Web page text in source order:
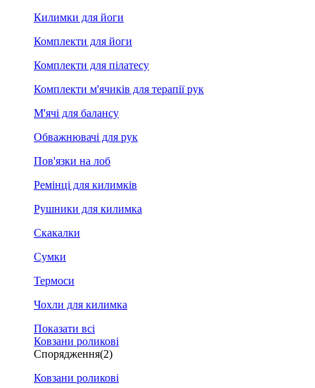
Килимки для йоги
Комплекти для йоги
Комплекти для пілатесу
Комплекти м'ячиків для терапії рук
М'ячі для балансу
Обважнювачі для рук
Пов'язки на лоб
Ремінці для килимків
Рушники для килимка
Скакалки
Сумки
Термоси
Чохли для килимка
Показати всі
Ковзани роликові
Спорядження(2)
Ковзани роликові